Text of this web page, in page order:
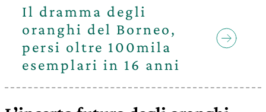
Il dramma degli
oranghi del Borneo,
persi oltre 100mila
esemplari in 16 anni